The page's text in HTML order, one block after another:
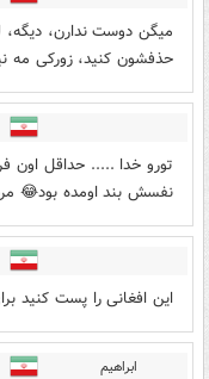
میگن دوست ندارن، دیگه،
حذفشون کنید، زورکی مه
تورو خدا ..... حداقل اون
نفسش بند اومده بود😂
این افغانی را پست کنید
ابراهیم